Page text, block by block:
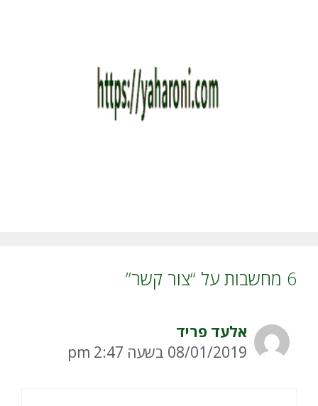
6 מחשבות על “צור קשר”
אלעד פריד
08/01/2019 בשעה 2:47 pm